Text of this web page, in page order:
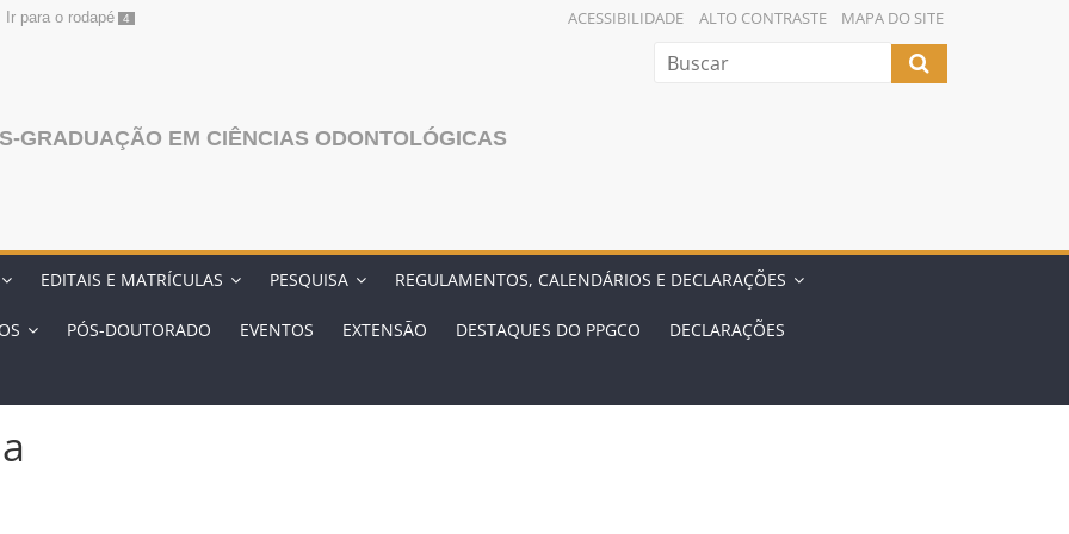
Ir para o rodapé 4 ACESSIBILIDADE ALTO CONTRASTE MAPA DO SITE
GRADUAÇÃO EM CIÊNCIAS ODONTOLÓGICAS
EDITAIS E MATRÍCULAS PESQUISA REGULAMENTOS, CALENDÁRIOS E DECLARAÇÕES
PÓS-DOUTORADO EVENTOS EXTENSĀO DESTAQUES DO PPGCO DECLARAÇÕES